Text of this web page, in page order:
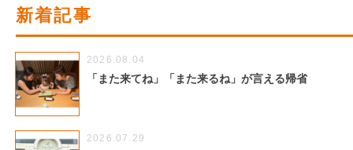
新着記事
2026.08.04
「また来てね」「また来るね」が言える帰省
2026.07.29